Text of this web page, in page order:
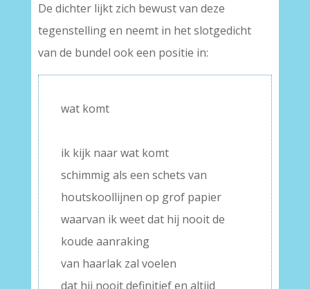
De dichter lijkt zich bewust van deze
tegenstelling en neemt in het slotgedicht
van de bundel ook een positie in:
wat komt
ik kijk naar wat komt
schimmig als een schets van
houtskoollijnen op grof papier
waarvan ik weet dat hij nooit de
koude aanraking
van haarlak zal voelen
dat hij nooit definitief en altijd